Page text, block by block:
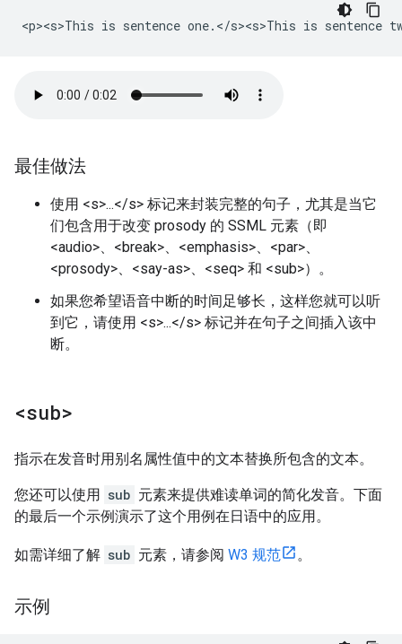
<p><s>This is sentence one.</s><s>This is sentence
最佳做法
使用 <s>...</s> 标记来封装完整的句子，尤其是当它
们包含用于改变 prosody 的 SSML 元素（即
<audio>、<break>、<emphasis>、<par>、
<prosody>、<say-as>、<seq> 和 <sub>）。
如果您希望语音中断的时间足够长，这样您就可以听
到它，请使用 <s>...</s> 标记并在句子之间插入该中
断。
<sub>
指示在发音时用别名属性值中的文本替换所包含的文本。
您还可以使用 sub 元素来提供难读单词的简化发音。下面
的最后一个示例演示了这个用例在日语中的应用。
如需详细了解 sub 元素，请参阅 W3 规范 。
示例